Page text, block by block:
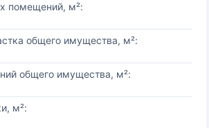
помещений, м²:
общего имущества, м²:
общего имущества, м²:
м²: